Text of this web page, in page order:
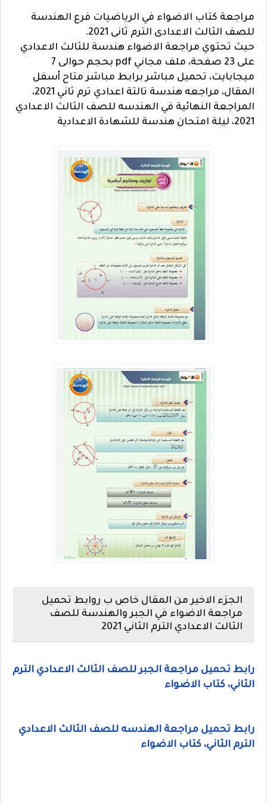
مراجعة كتاب الاضواء في الرياضيات فرع الهندسة
للصف الثالث الاعدادى الترم ثانى 2021.
حيث تحتوي مراجعة الاضواء هندسة للثالث الاعدادي
على 23 صفحة، ملف مجاني pdf بحجم حوالى 7
ميجابايت، تحميل مباشر برابط مباشر متاح أسفل
المقال، مراجعه هندسة تالتة اعدادي ترم ثاني 2021،
المراجعة النهائية في الهندسه للصف الثالث الاعدادي
2021، ليلة امتحان هندسة للشهادة الاعدادية
الجزء الاخير من المقال خاص ب روابط تحميل
مراجعة الاضواء في الجبر والهندسة للصف
الثالث الاعدادي الترم الثاني 2021
رابط تحميل مراجعة الجبر للصف الثالث الاعدادي الترم
الثاني، كتاب الاضواء
رابط تحميل مراجعة الهندسه للصف الثالث الاعدادي
الترم الثاني، كتاب الاضواء